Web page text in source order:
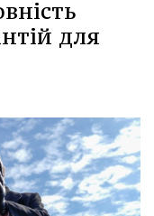
для